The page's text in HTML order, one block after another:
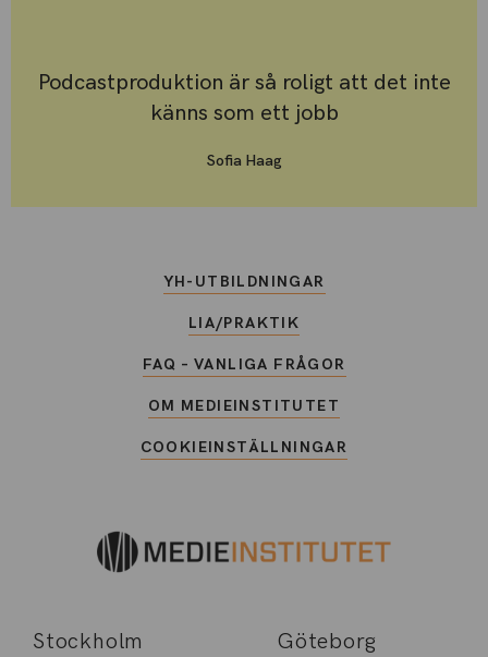
Podcastproduktion är så roligt att det inte
känns som ett jobb
Sofia Haag
YH-UTBILDNINGAR
LIA/PRAKTIK
FAQ – VANLIGA FRÅGOR
OM MEDIEINSTITUTET
COOKIEINSTÄLLNINGAR
Stockholm Göteborg